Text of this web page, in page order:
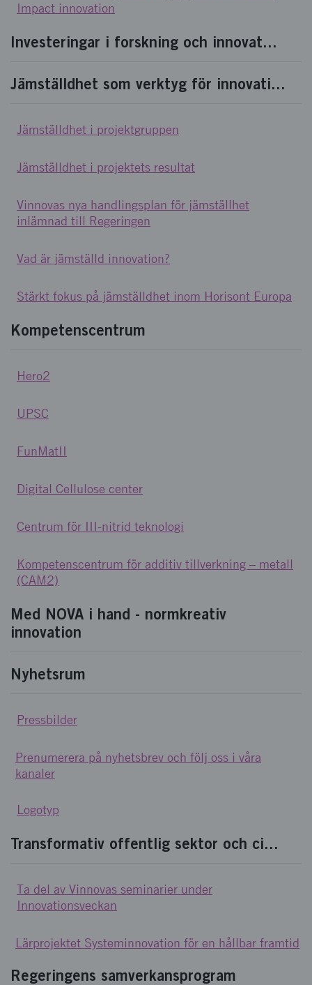
Impact innovation
Investeringar i forskning och innovat...
Jämställdhet som verktyg för innovati...
Jämställdhet i projektgruppen
Jämställdhet i projektets resultat
Vinnovas nya handlingsplan för jämställhet
inlämnad till Regeringen
Vad är jämställd innovation?
Stärkt fokus på jämställdhet inom Horisont Europa
Kompetenscentrum
Hero2
UPSC
FunMatII
Digital Cellulose center
Centrum för III-nitrid teknologi
Kompetenscentrum för additiv tillverkning – metall
(CAM2)
Med NOVA i hand - normkreativ
innovation
Nyhetsrum
Pressbilder
Prenumerera på nyhetsbrev och följ oss i våra
kanaler
Logotyp
Transformativ offentlig sektor och ci...
Ta del av Vinnovas seminarier under
Innovationsveckan
Lärprojektet Systeminnovation för en hållbar framtid
Regeringens samverkansprogram